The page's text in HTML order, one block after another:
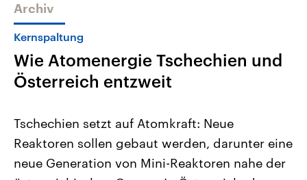
Themen
Aktuelle Beiträge, Analysen und
Nahostkonflikt
Aktuelle Lage und
Archiv
Kernspaltung
Wie Atomenergie Tschechien und
Österreich entzweit
Tschechien setzt auf Atomkraft: Neue
Reaktoren sollen gebaut werden, darunter eine
neue Generation von Mini-Reaktoren nahe der